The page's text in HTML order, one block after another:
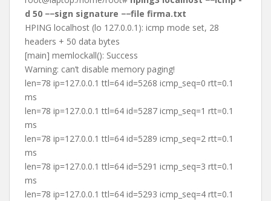
d 50 −−sign signature −−file firma.txt
HPING localhost (lo 127.0.0.1): icmp mode set, 28
headers + 50 data bytes
[main] memlockall(): Success
Warning: can’t disable memory paging!
len=78 ip=127.0.0.1 ttl=64 id=5268 icmp_seq=0 rtt=0.1
ms
len=78 ip=127.0.0.1 ttl=64 id=5287 icmp_seq=1 rtt=0.1
ms
len=78 ip=127.0.0.1 ttl=64 id=5289 icmp_seq=2 rtt=0.1
ms
len=78 ip=127.0.0.1 ttl=64 id=5291 icmp_seq=3 rtt=0.1
ms
len=78 ip=127.0.0.1 ttl=64 id=5293 icmp_seq=4 rtt=0.1